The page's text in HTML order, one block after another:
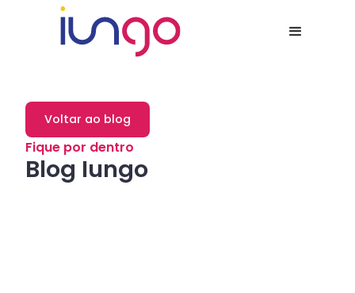
Fique por dentro
Blog Iungo
Voltar ao blog